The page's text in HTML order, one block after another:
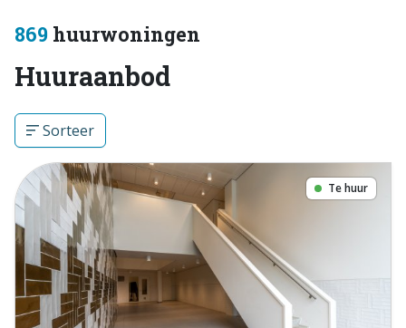
869 huurwoningen
Huuraanbod
Sorteer
Te huur